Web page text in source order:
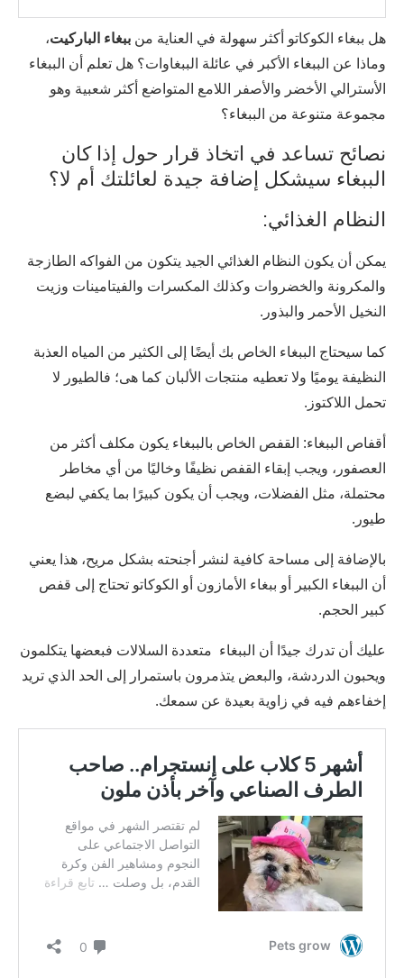
هل ببغاء الكوكاتو أكثر سهولة في العناية من ببغاء الباركيت،
وماذا عن الببغاء الأكبر في عائلة الببغاوات؟ هل تعلم أن الببغاء
الأسترالي الأخضر والأصفر اللامع المتواضع أكثر شعبية وهو
مجموعة متنوعة من الببغاء؟
نصائح تساعد في اتخاذ قرار حول إذا كان
الببغاء سيشكل إضافة جيدة لعائلتك أم لا؟
النظام الغذائي:
يمكن أن يكون النظام الغذائي الجيد يتكون من الفواكه الطازجة
والمكرونة والخضروات وكذلك المكسرات والفيتامينات وزيت
النخيل الأحمر والبذور.
كما سيحتاج الببغاء الخاص بك أيضًا إلى الكثير من المياه العذبة
النظيفة يوميًا ولا تعطيه منتجات الألبان كما هى؛ فالطيور لا
تحمل اللاكتوز.
أقفاص الببغاء: القفص الخاص بالببغاء يكون مكلف أكثر من
العصفور، ويجب إبقاء القفص نظيفًا وخاليًا من أي مخاطر
محتملة، مثل الفضلات، ويجب أن يكون كبيرًا بما يكفي لبضع
طيور.
بالإضافة إلى مساحة كافية لنشر أجنحته بشكل مريح، هذا يعني
أن الببغاء الكبير أو ببغاء الأمازون أو الكوكاتو تحتاج إلى قفص
كبير الحجم.
عليك أن تدرك جيدًا أن الببغاء متعددة السلالات فبعضها يتكلمون
ويحبون الدردشة، والبعض يتذمرون باستمرار إلى الحد الذي تريد
إخفاءهم فيه في زاوية بعيدة عن سمعك.